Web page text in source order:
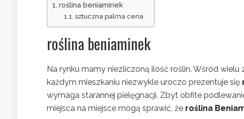
roślina beniaminek
sztuczna palma cena
roślina beniaminek
Na rynku mamy niezliczoną ilość roślin. Wśród
każdym mieszkaniu niezwykle uroczo prezentuje się
wymaga starannej pielęgnacji. Zbyt obfite
miejsca na miejsce mogą sprawić, że roślina